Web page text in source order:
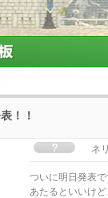
！！
ネ
ついに明日発表
あたるといいけ